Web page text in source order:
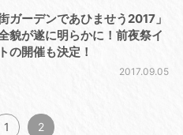
街ガーデンであひませう2017」
貌が遂に明らかに！前夜祭イ
の開催も決定！
2017.09.05
1 2